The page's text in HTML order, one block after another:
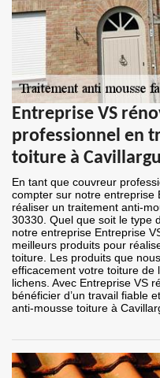
Entreprise VS
professionnel en
toiture à
En tant que couvreur
compter sur notre entreprise
réaliser un traitement anti-
30330. Quel que soit le type
notre entreprise Entreprise
meilleurs produits pour
toiture. Les produits que
efficacement votre toiture de
lichens. Avec Entreprise VS
bénéficier d’un travail fiable
anti-mousse toiture à